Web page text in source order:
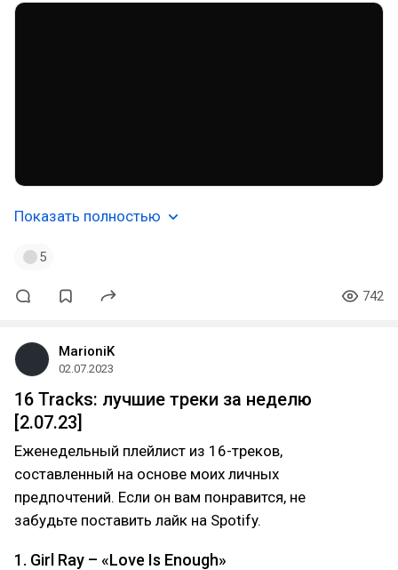
Показать полностью
5
742
MarioniK
02.07.2023
16 Tracks: лучшие треки за неделю
[2.07.23]
Еженедельный плейлист из 16-треков,
составленный на основе моих личных
предпочтений. Если он вам понравится, не
забудьте поставить лайк на Spotify.
1. Girl Ray – «Love Is Enough»